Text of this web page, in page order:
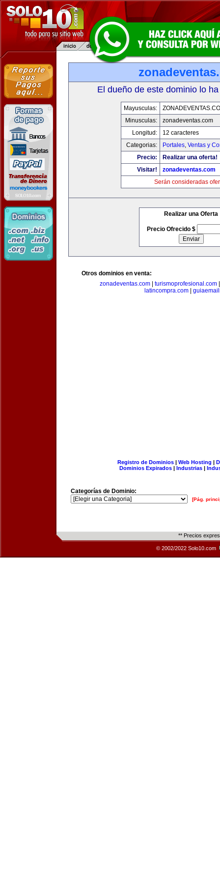
El dueño de este dominio lo
Mayusculas:
Minusculas:
zonadeventas.com
Longitud:
12 caracteres
Categorias:
Portales, Ventas y
Precio:
Realizar una oferta!
Visitar!
zonadeventas.com
Serán consideradas
Realizar una Oferta
Precio Ofrecido $
Otros dominios en venta:
zonadeventas.com| turismoprofesional.com
latincompra.com|
Registro de Dominios| Web Hosting |
Dominios Expirados | Industrias |
Categorías de Dominio:
[Pág.
** Precios
© 2002/2022 Solo10.com